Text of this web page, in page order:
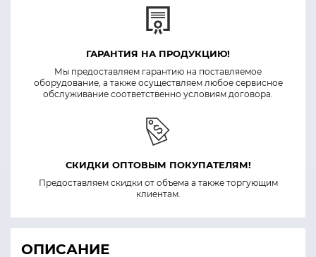
ГАРАНТИЯ НА ПРОДУКЦИЮ!
Мы предоставляем гарантию на поставляемое
оборудование, а также осуществляем любое сервисное
обслуживание соответственно условиям договора.
СКИДКИ ОПТОВЫМ ПОКУПАТЕЛЯМ!
Предоставляем скидки от объема а также торгующим
клиентам.
ОПИСАНИЕ